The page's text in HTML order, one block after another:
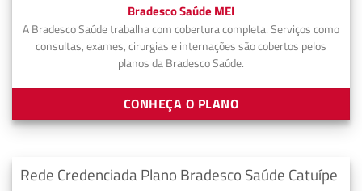
Bradesco Saúde MEI
A Bradesco Saúde trabalha com cobertura completa. Serviços como
consultas, exames, cirurgias e internações são cobertos pelos
planos da Bradesco Saúde.
CONHEÇA O PLANO
Rede Credenciada Plano Bradesco Saúde Catuípe